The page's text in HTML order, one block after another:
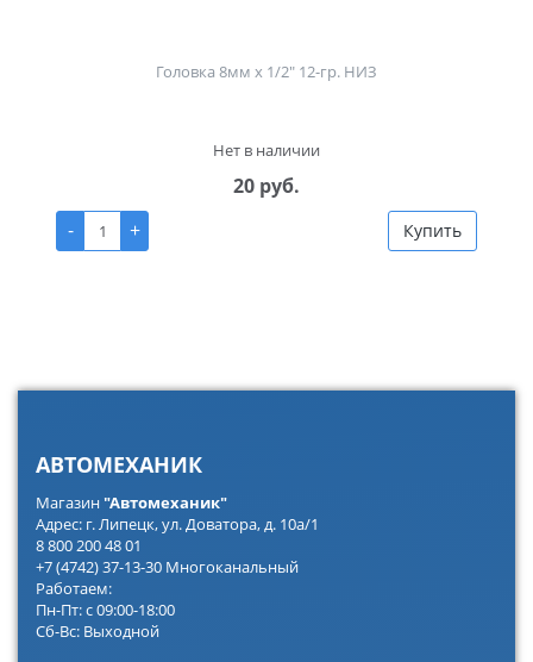
Головка 8мм х 1/2" 12-гр. НИЗ
Нет в наличии
20 руб.
-
+ Купить
АВТОМЕХАНИК
Магазин"Автомеханик"
Адрес: г. Липецк, ул. Доватора, д. 10а/1
8 800 200 48 01
+7 (4742) 37-13-30 Многоканальный
Работаем:
Пн-Пт: с 09:00-18:00
Сб-Вс: Выходной